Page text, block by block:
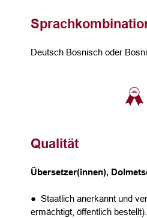
Deutsch Bosnisch oder
Qualität
Übersetzer(innen),
● Staatlich anerkannt und
ermächtigt, öffentlich bestellt).